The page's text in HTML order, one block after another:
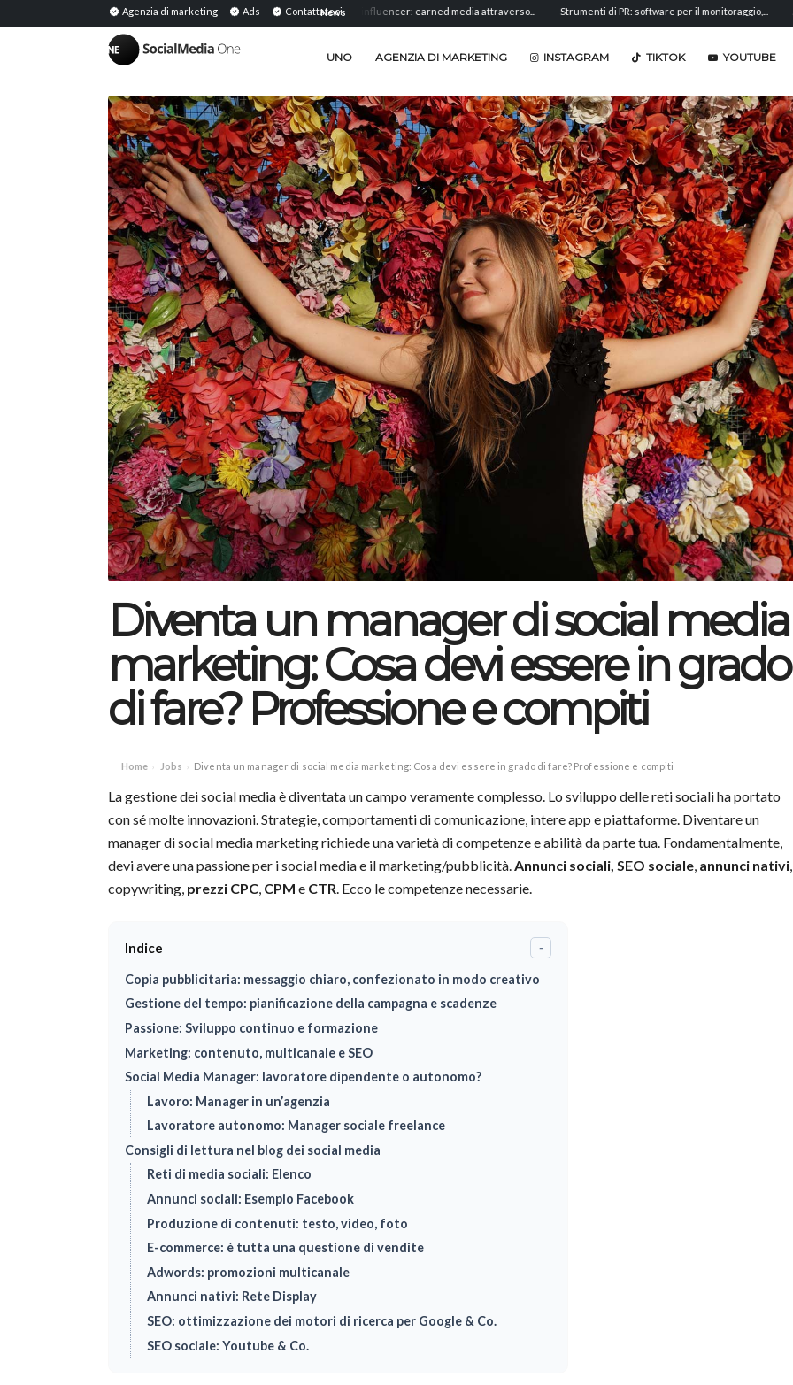
Agenzia di marketing Ads Contattateci
News
Media: Definizione, significato e strategia nel... PR con gli influencer: earned media attraverso... Strumenti di PR: software per il monitoraggio,... Analisi del
UNO AGENZIA DI MARKETING INSTAGRAM TIKTOK YOUTUBE
Diventa un manager di social media
marketing: Cosa devi essere in grado
di fare? Professione e compiti
Home › Jobs › Diventa un manager di social media marketing: Cosa devi essere in grado di fare? Professione e compiti
La gestione dei social media è diventata un campo veramente complesso. Lo sviluppo delle reti sociali ha portato
con sé molte innovazioni. Strategie, comportamenti di comunicazione, intere app e piattaforme. Diventare un
manager di social media marketing richiede una varietà di competenze e abilità da parte tua. Fondamentalmente,
devi avere una passione per i social media e il marketing/pubblicità.Annunci sociali, SEO sociale, annunci nativi,
copywriting, prezzi CPC, CPM e CTR. Ecco le competenze necessarie.
Indice -
Copia pubblicitaria: messaggio chiaro, confezionato in modo creativo
Gestione del tempo: pianificazione della campagna e scadenze
Passione: Sviluppo continuo e formazione
Marketing: contenuto, multicanale e SEO
Social Media Manager: lavoratore dipendente o autonomo?
Lavoro: Manager in un’agenzia
Lavoratore autonomo: Manager sociale freelance
Consigli di lettura nel blog dei social media
Reti di media sociali: Elenco
Annunci sociali: Esempio Facebook
Produzione di contenuti: testo, video, foto
E-commerce: è tutta una questione di vendite
Adwords: promozioni multicanale
Annunci nativi: Rete Display
SEO: ottimizzazione dei motori di ricerca per Google & Co.
SEO sociale: Youtube & Co.